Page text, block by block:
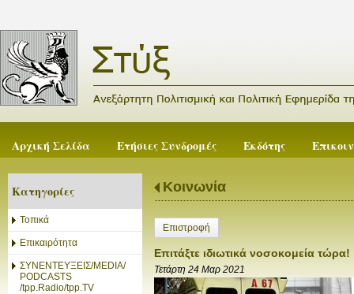
Αρχική Σελίδα Ετήσιες Συνδρομές Εκδότης
Κατηγορίες
Τοπικά
Επικαιρότητα
ΣΥΝΕΝΤΕΥΞΕΙΣ/MEDIA/
PODCASTS
/tpp.Radio/tpp.TV
Κοινωνία
Επιστροφή
Επιτάξτε ιδιωτικά νοσοκομεία τώρα!
Τετάρτη 24 Μαρ 2021